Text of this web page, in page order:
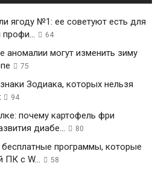
ягоду №1: ее советуют есть для
64
аномалии могут изменить зиму
75
Зодиака, которых нельзя
94
почему картофель фри
диабе...
80
бесплатные программы, которые
ПК с W...
58